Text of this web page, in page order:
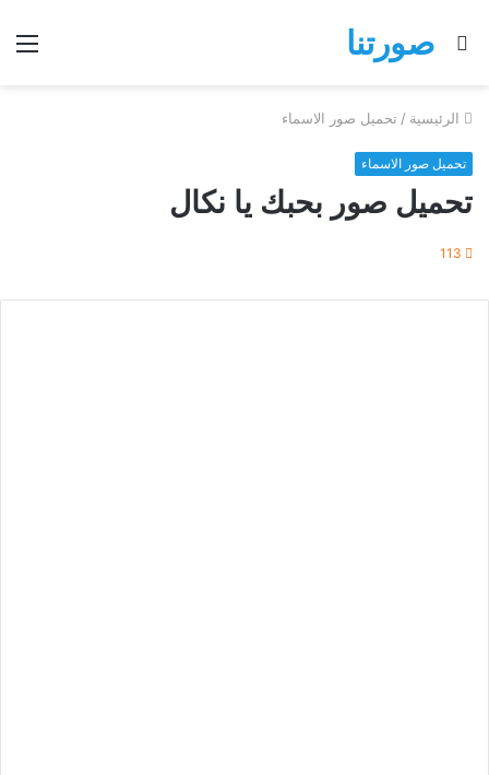
صورتنا
بحث
الرئيسية / تحميل صور الاسماء
تحميل صور الاسماء
تحميل صور بحبك يا نكال
113